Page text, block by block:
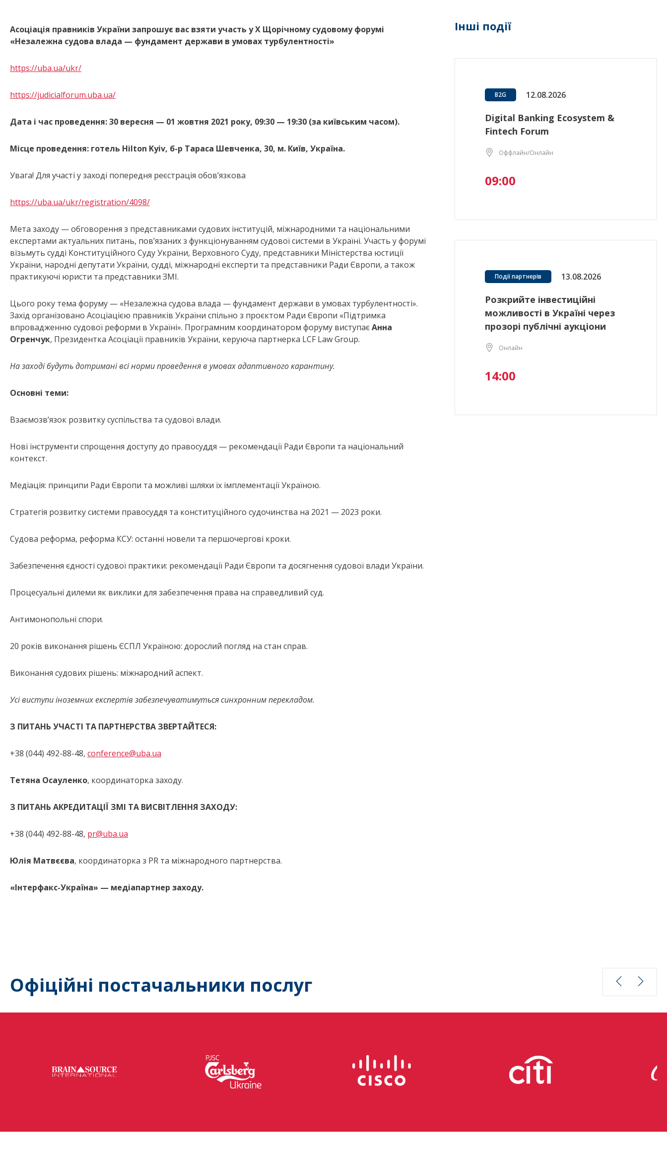
Асоціація правників України запрошує вас взяти участь у Х Щорічному судовому форумі
«Незалежна судова влада — фундамент держави в умовах турбулентності»
https://uba.ua/ukr/
https://judicialforum.uba.ua/
Дата і час проведення: 30 вересня — 01 жовтня 2021 року, 09:30 — 19:30 (за київським часом).
Місце проведення: готель Hilton Kyiv, б-р Тараса Шевченка, 30, м. Київ, Україна.
Увага! Для участі у заході попередня реєстрація обов’язкова
https://uba.ua/ukr/registration/4098/
Мета заходу — обговорення з представниками судових інституцій, міжнародними та національними
експертами актуальних питань, пов’язаних з функціонуванням судової системи в Україні. Участь у форумі
візьмуть судді Конституційного Суду України, Верховного Суду, представники Міністерства юстиції
України, народні депутати України, судді, міжнародні експерти та представники Ради Європи, а також
практикуючі юристи та представники ЗМІ.
Цього року тема форуму — «Незалежна судова влада — фундамент держави в умовах турбулентності».
Захід організовано Асоціацією правників України спільно з проєктом Ради Європи «Підтримка
впровадженню судової реформи в Україні». Програмним координатором форуму виступаєАнна
Огренчук, Президентка Асоціації правників України, керуюча партнерка LCF Law Group.
На заході будуть дотримані всі норми проведення в умовах адаптивного карантину.
Основні теми:
Взаємозв’язок розвитку суспільства та судової влади.
Нові інструменти спрощення доступу до правосуддя — рекомендації Ради Європи та національний
контекст.
Медіація: принципи Ради Європи та можливі шляхи їх імплементації Україною.
Стратегія розвитку системи правосуддя та конституційного судочинства на 2021 — 2023 роки.
Судова реформа, реформа КСУ: останні новели та першочергові кроки.
Забезпечення єдності судової практики: рекомендації Ради Європи та досягнення судової влади України.
Процесуальні дилеми як виклики для забезпечення права на справедливий суд.
Антимонопольні спори.
20 років виконання рішень ЄСПЛ Україною: дорослий погляд на стан справ.
Виконання судових рішень: міжнародний аспект.
Усі виступи іноземних експертів забезпечуватимуться синхронним перекладом.
З ПИТАНЬ УЧАСТІ ТА ПАРТНЕРСТВА ЗВЕРТАЙТЕСЯ:
+38 (044) 492-88-48, conference@uba.ua
Тетяна Осауленко, координаторка заходу.
З ПИТАНЬ АКРЕДИТАЦІЇ ЗМІ ТА ВИСВІТЛЕННЯ ЗАХОДУ:
+38 (044) 492-88-48, pr@uba.ua
Юлія Матвєєва, координаторка з PR та міжнародного партнерства.
«Інтерфакс-Україна» — медіапартнер заходу.
Інші події
B2G 12.08.2026
Digital Banking Ecosystem &
Fintech Forum
Оффлайн/Онлайн
09:00
Події партнерів 13.08.2026
Розкрийте інвестиційні
можливості в Україні через
прозорі публічні аукціони
Онлайн
14:00
Офіційні постачальники послуг